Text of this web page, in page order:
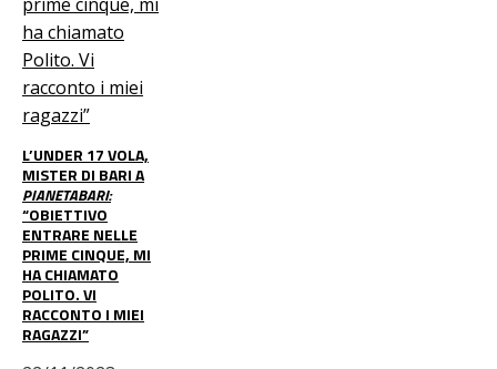
L’UNDER 17 VOLA,
MISTER DI BARI A
PIANETABARI:
“OBIETTIVO
ENTRARE NELLE
PRIME CINQUE, MI
HA CHIAMATO
POLITO. VI
RACCONTO I MIEI
RAGAZZI”